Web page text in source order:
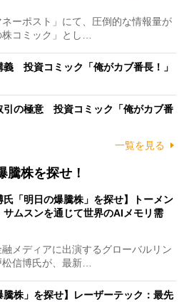
ーポスト」にて、圧倒的な情報量が
株コミック」とし…
義 投資コミック「俺がカブ番長！」
引の極意 投資コミック「俺がカブ番
一覧を見る
騰株を探せ！
氏「明日の爆騰株」を探せ】トーメン
サムスンを通じて世界のAIメモリ需
メディアに出演するグローバルリン
松信博氏が、最新…
騰株」を探せ】レーザーテック：最先